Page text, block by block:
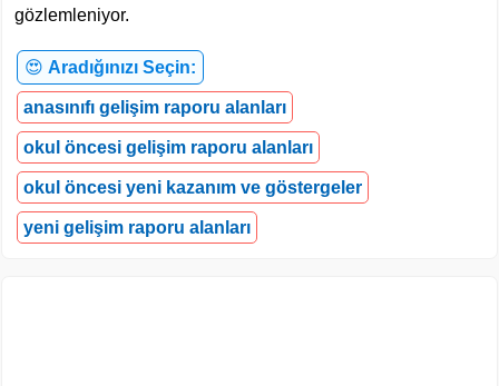
gözlemleniyor.
😍 Aradığınızı Seçin:
anasınıfı gelişim raporu alanları
okul öncesi gelişim raporu alanları
okul öncesi yeni kazanım ve göstergeler
yeni gelişim raporu alanları